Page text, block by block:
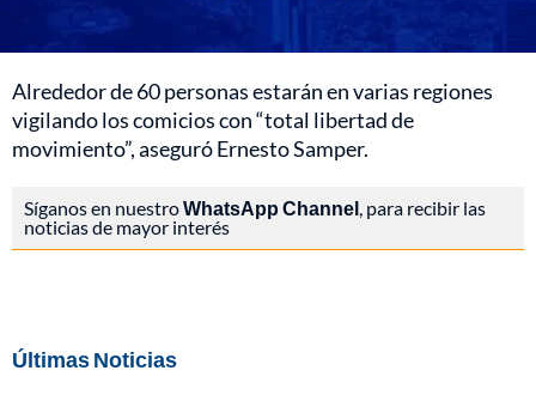
Alrededor de 60 personas estarán en varias regiones
vigilando los comicios con “total libertad de
movimiento”, aseguró Ernesto Samper.
Síganos en nuestroWhatsApp Channel , para recibir las
noticias de mayor interés
Últimas Noticias